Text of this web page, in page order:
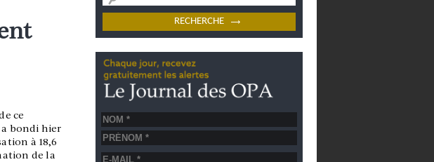
ce
a bondi hier
à 18,6
de la